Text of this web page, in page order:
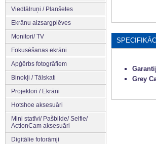
Viedtālruņi / Planšetes
Ekrānu aizsargplēves
Monitori/ TV
Fokusēšanas ekrāni
Apģērbs fotogrāfiem
Binokļi / Tālskati
Projektori / Ekrāni
Hotshoe aksesuāri
Mini statīvi/ Pašbilde/ Selfie/
ActionCam aksesuāri
Digitālie fotorāmji
Grey